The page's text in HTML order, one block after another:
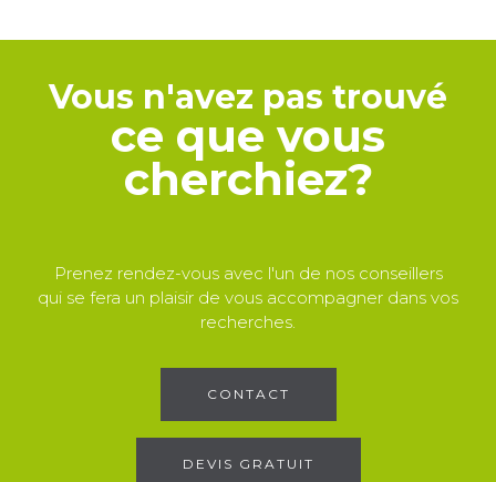
Vous n'avez pas trouvé
ce que vous
cherchiez?
Prenez rendez-vous avec l'un de nos conseillers
qui se fera un plaisir de vous accompagner dans vos
recherches.
CONTACT
DEVIS GRATUIT